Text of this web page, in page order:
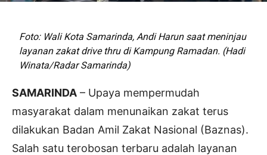
Foto: Wali Kota Samarinda, Andi Harun saat meninjau
layanan zakat drive thru di Kampung Ramadan. (Hadi
Winata/Radar Samarinda)
SAMARINDA – Upaya mempermudah
masyarakat dalam menunaikan zakat terus
dilakukan Badan Amil Zakat Nasional (Baznas).
Salah satu terobosan terbaru adalah layanan